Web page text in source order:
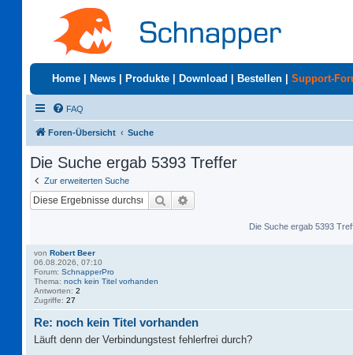
Home News Produkte Download Bestellen Support-
FAQ
Foren-Übersicht Suche
Die Suche ergab 5393 Treffer
Zur erweiterten Suche
Suche
Die Suche ergab 5393
von Robert Beer
06.08.2026, 07:10
Forum: SchnapperPro
Thema: noch kein Titel vorhanden
Antworten: 2
Zugriffe: 27
Re: noch kein Titel vorhanden
Läuft denn der Verbindungstest fehlerfrei durch?